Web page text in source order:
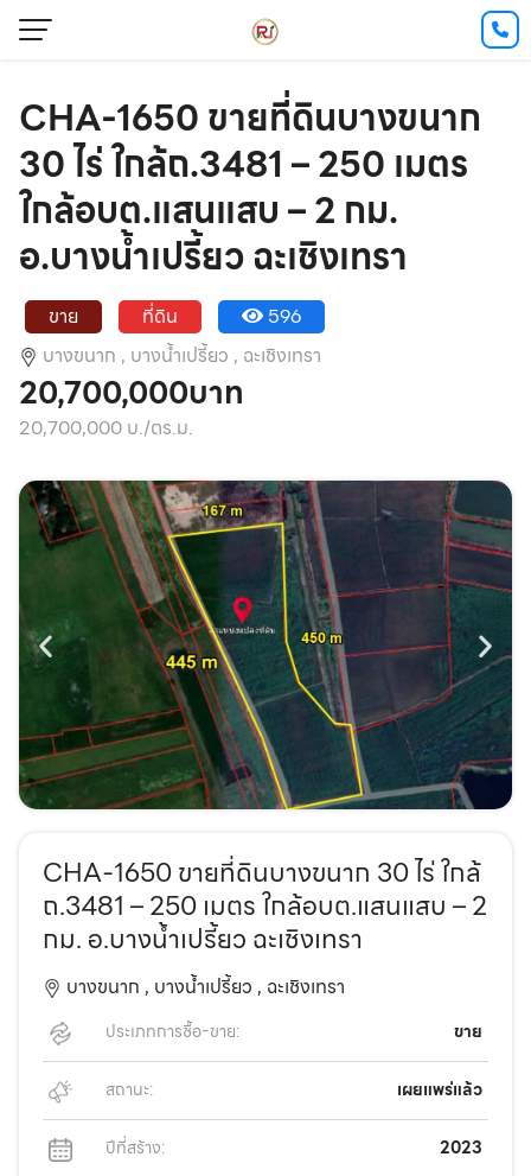
CHA-1650 ขายที่ดินบางขนาก
30 ไร่ ใกล้ถ.3481 – 250 เมตร
ใกล้อบต.แสนแสบ – 2 กม.
อ.บางน้ำเปรี้ยว ฉะเชิงเทรา
ขาย ที่ดิน
596
บางขนาก , บางน้ำเปรี้ยว , ฉะเชิงเทรา
20,700,000บาท
20,700,000 บ./ตร.ม.
CHA-1650 ขายที่ดินบางขนาก 30 ไร่ ใกล้
ถ.3481 – 250 เมตร ใกล้อบต.แสนแสบ – 2
กม. อ.บางน้ำเปรี้ยว ฉะเชิงเทรา
บางขนาก , บางน้ำเปรี้ยว , ฉะเชิงเทรา
ประเภทการซื้อ-ขาย: ขาย
สถานะ: เผยแพร่แล้ว
ปีที่สร้าง: 2023